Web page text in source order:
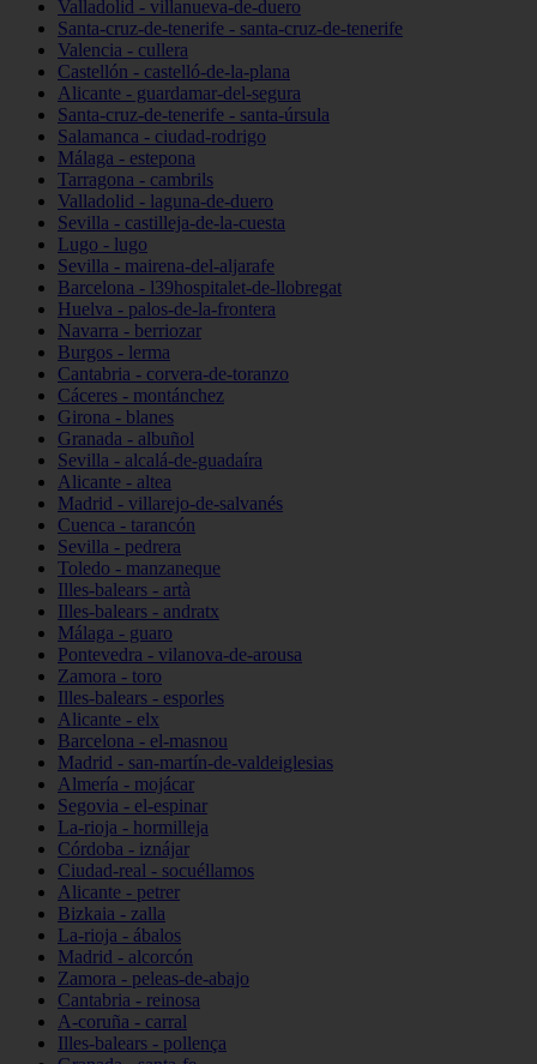
Valladolid - villanueva-de-duero
Santa-cruz-de-tenerife - santa-cruz-de-tenerife
Valencia - cullera
Castellón - castelló-de-la-plana
Alicante - guardamar-del-segura
Santa-cruz-de-tenerife - santa-úrsula
Salamanca - ciudad-rodrigo
Málaga - estepona
Tarragona - cambrils
Valladolid - laguna-de-duero
Sevilla - castilleja-de-la-cuesta
Lugo - lugo
Sevilla - mairena-del-aljarafe
Barcelona - l39hospitalet-de-llobregat
Huelva - palos-de-la-frontera
Navarra - berriozar
Burgos - lerma
Cantabria - corvera-de-toranzo
Cáceres - montánchez
Girona - blanes
Granada - albuñol
Sevilla - alcalá-de-guadaíra
Alicante - altea
Madrid - villarejo-de-salvanés
Cuenca - tarancón
Sevilla - pedrera
Toledo - manzaneque
Illes-balears - artà
Illes-balears - andratx
Málaga - guaro
Pontevedra - vilanova-de-arousa
Zamora - toro
Illes-balears - esporles
Alicante - elx
Barcelona - el-masnou
Madrid - san-martín-de-valdeiglesias
Almería - mojácar
Segovia - el-espinar
La-rioja - hormilleja
Córdoba - iznájar
Ciudad-real - socuéllamos
Alicante - petrer
Bizkaia - zalla
La-rioja - ábalos
Madrid - alcorcón
Zamora - peleas-de-abajo
Cantabria - reinosa
A-coruña - carral
Illes-balears - pollença